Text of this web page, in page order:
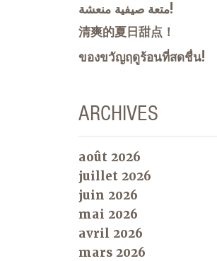
متعة صيفية منعشة!
清爽的夏日甜点！
ของขวัญฤดูร้อนที่สดชื่น!
ARCHIVES
août 2026
juillet 2026
juin 2026
mai 2026
avril 2026
mars 2026